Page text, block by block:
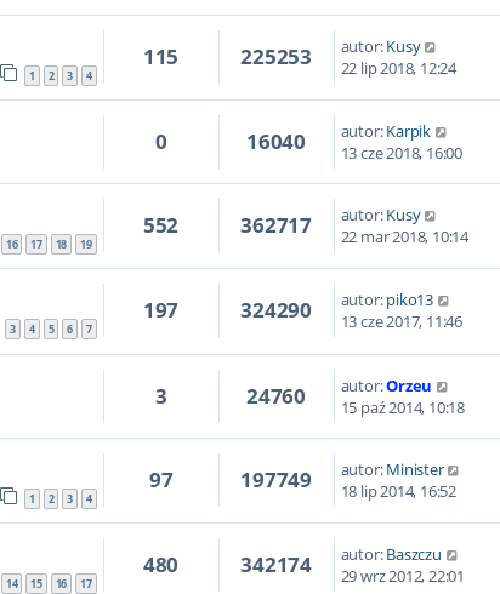
1 2 3 4
115 225253 autor:Kusy
22 lip 2018, 12:24
0 16040 autor:Karpik
13 cze 2018, 16:00
16 17 18 19
552 362717 autor:Kusy
22 mar 2018, 10:14
3 4 5 6 7
197 324290 autor:piko13
13 cze 2017, 11:46
3 24760 autor:Orzeu
15 paź 2014, 10:18
1 2 3 4
97 197749 autor:Minister
18 lip 2014, 16:52
14 15 16 17
480 342174 autor:Baszczu
29 wrz 2012, 22:01